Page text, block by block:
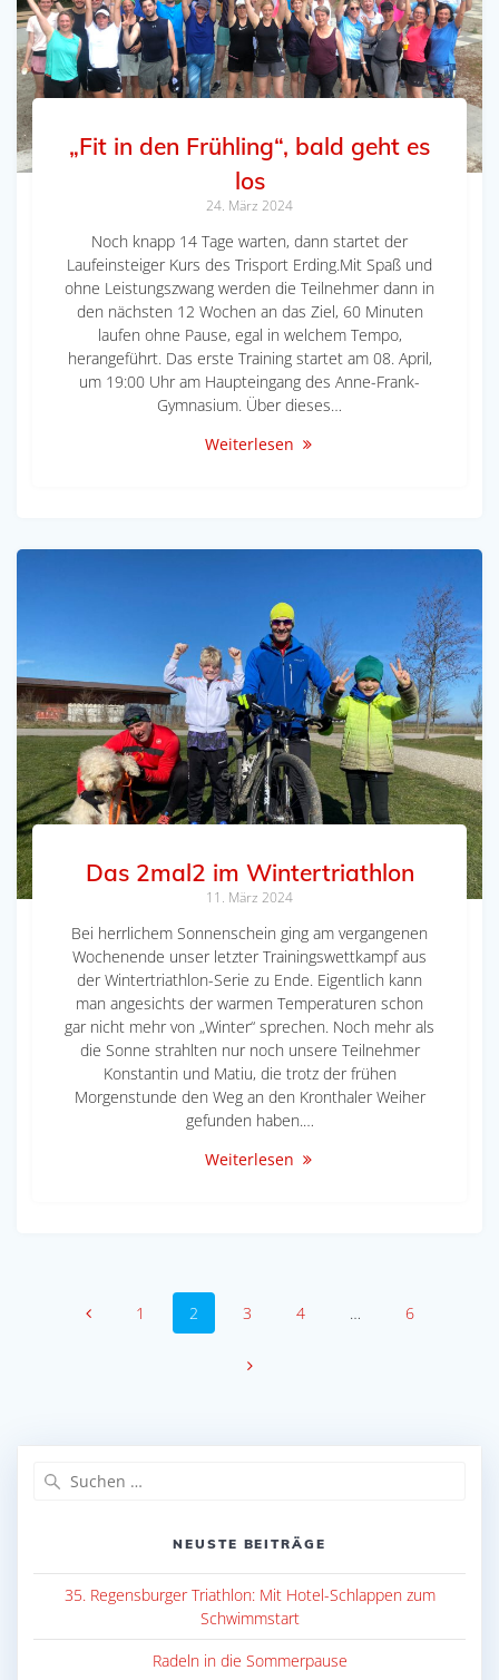
„Fit in den Frühling“, bald geht es
los
24. März 2024
Noch knapp 14 Tage warten, dann startet der
Laufeinsteiger Kurs des Trisport Erding.Mit Spaß und
ohne Leistungszwang werden die Teilnehmer dann in
den nächsten 12 Wochen an das Ziel, 60 Minuten
laufen ohne Pause, egal in welchem Tempo,
herangeführt. Das erste Training startet am 08. April,
um 19:00 Uhr am Haupteingang des Anne-Frank-
Gymnasium. Über dieses…
Weiterlesen
Das 2mal2 im Wintertriathlon
11. März 2024
Bei herrlichem Sonnenschein ging am vergangenen
Wochenende unser letzter Trainingswettkampf aus
der Wintertriathlon-Serie zu Ende. Eigentlich kann
man angesichts der warmen Temperaturen schon
gar nicht mehr von „Winter“ sprechen. Noch mehr als
die Sonne strahlten nur noch unsere Teilnehmer
Konstantin und Matiu, die trotz der frühen
Morgenstunde den Weg an den Kronthaler Weiher
gefunden haben.…
Weiterlesen
Beitragsnavigation
Seite
1 Seite
2 Seite
3 Seite
4 … Seite
6
NEUSTE BEITRÄGE
35. Regensburger Triathlon: Mit Hotel-Schlappen zum
Schwimmstart
Radeln in die Sommerpause